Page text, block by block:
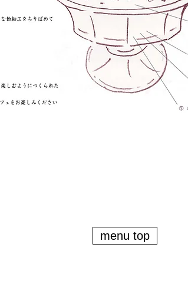
menu top